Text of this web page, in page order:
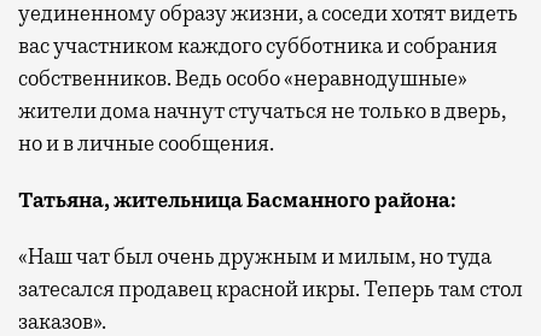
уединенному образу жизни, а соседи хотят видеть
вас участником каждого субботника и собрания
собственников. Ведь особо «неравнодушные»
жители дома начнут стучаться не только в дверь,
но и в личные сообщения.
Татьяна, жительница Басманного района:
«Наш чат был очень дружным и милым, но туда
затесался продавец красной икры. Теперь там стол
заказов».